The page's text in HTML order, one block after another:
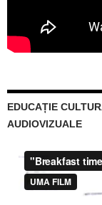
EDUCAȚIE
AUDIOVIZUALE